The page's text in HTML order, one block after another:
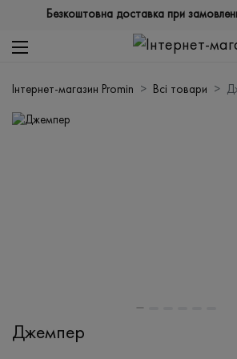
Безкоштовна доставка при
Інтернет-магазин Promin Всі товари
Джемпер